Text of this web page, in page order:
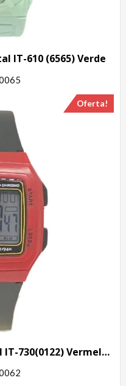
IT-610 (6565) Verde
Oferta!
Relógio Menino Onix Digital IT-730(0122) Vermelho e Preto